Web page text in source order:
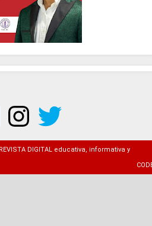
DIGITAL educativa, informativa y